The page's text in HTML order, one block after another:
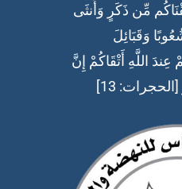
مِّن ذَكَرٍ وَأُنثَى
وَقَبَائِلَ
عِندَ اللَّهِ أَتْقَاكُمْ إِنَّ
13]